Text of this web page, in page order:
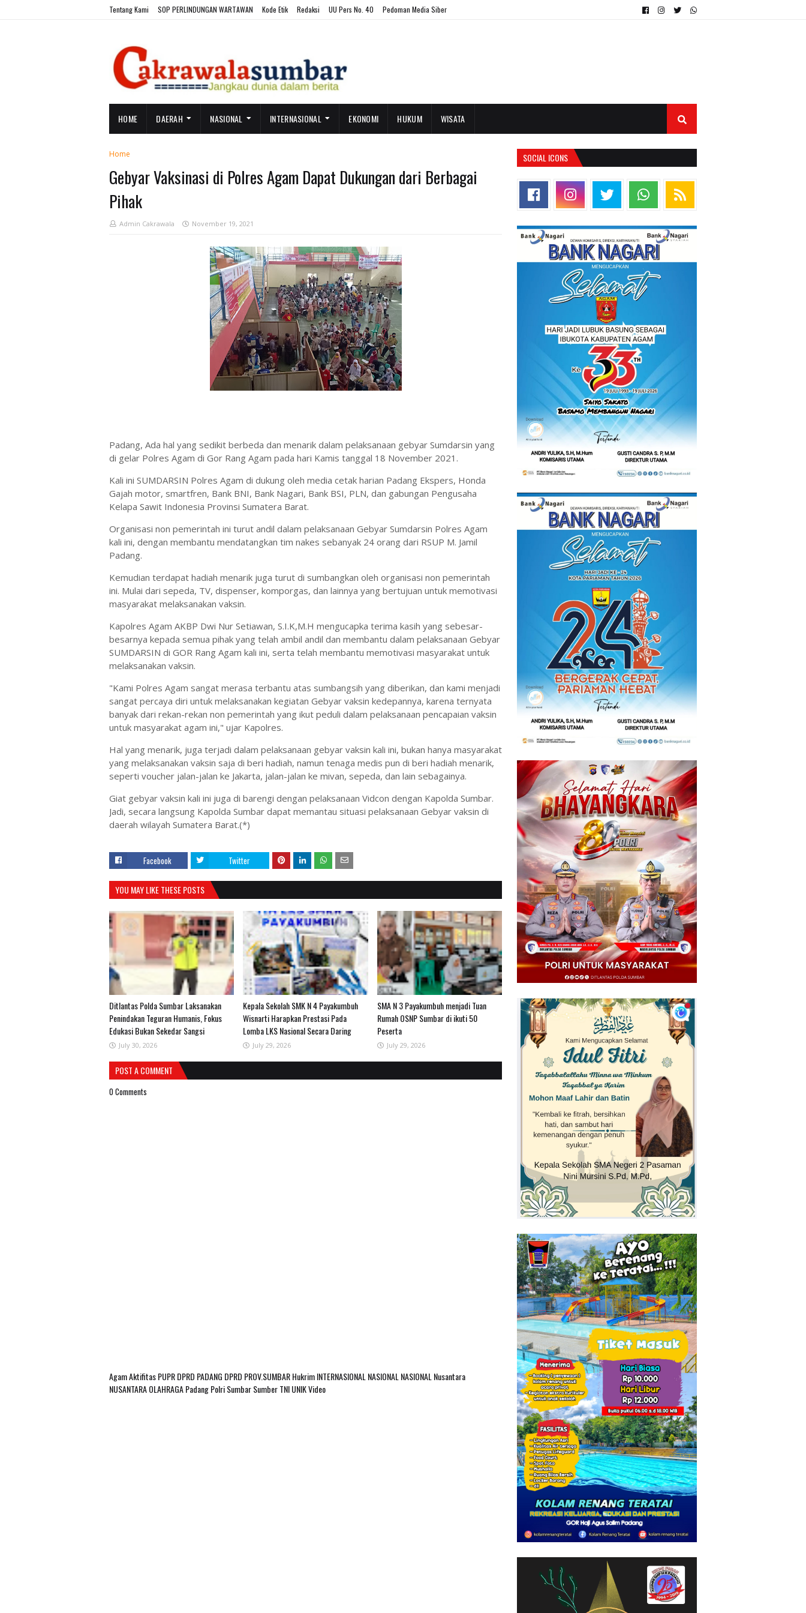
Tentang Kami SOP PERLINDUNGAN WARTAWAN Kode Etik Redaksi UU Pers No. 40 Pedoman Media Siber
HOME DAERAH NASIONAL INTERNASIONAL EKONOMI HUKUM WISATA
Home
Gebyar Vaksinasi di Polres Agam Dapat Dukungan dari Berbagai
Pihak
Admin Cakrawala November 19, 2021
Padang, Ada hal yang sedikit berbeda dan menarik dalam pelaksanaan gebyar Sumdarsin yang
di gelar Polres Agam di Gor Rang Agam pada hari Kamis tanggal 18 November 2021.
Kali ini SUMDARSIN Polres Agam di dukung oleh media cetak harian Padang Ekspers, Honda
Gajah motor, smartfren, Bank BNI, Bank Nagari, Bank BSI, PLN, dan gabungan Pengusaha
Kelapa Sawit Indonesia Provinsi Sumatera Barat.
Organisasi non pemerintah ini turut andil dalam pelaksanaan Gebyar Sumdarsin Polres Agam
kali ini, dengan membantu mendatangkan tim nakes sebanyak 24 orang dari RSUP M. Jamil
Padang.
Kemudian terdapat hadiah menarik juga turut di sumbangkan oleh organisasi non pemerintah
ini. Mulai dari sepeda, TV, dispenser, komporgas, dan lainnya yang bertujuan untuk memotivasi
masyarakat melaksanakan vaksin.
Kapolres Agam AKBP Dwi Nur Setiawan, S.I.K,M.H mengucapka terima kasih yang sebesar-
besarnya kepada semua pihak yang telah ambil andil dan membantu dalam pelaksanaan Gebyar
SUMDARSIN di GOR Rang Agam kali ini, serta telah membantu memotivasi masyarakat untuk
melaksanakan vaksin.
"Kami Polres Agam sangat merasa terbantu atas sumbangsih yang diberikan, dan kami menjadi
sangat percaya diri untuk melaksanakan kegiatan Gebyar vaksin kedepannya, karena ternyata
banyak dari rekan-rekan non pemerintah yang ikut peduli dalam pelaksanaan pencapaian vaksin
untuk masyarakat agam ini," ujar Kapolres.
Hal yang menarik, juga terjadi dalam pelaksanaan gebyar vaksin kali ini, bukan hanya masyarakat
yang melaksanakan vaksin saja di beri hadiah, namun tenaga medis pun di beri hadiah menarik,
seperti voucher jalan-jalan ke Jakarta, jalan-jalan ke mivan, sepeda, dan lain sebagainya.
Giat gebyar vaksin kali ini juga di barengi dengan pelaksanaan Vidcon dengan Kapolda Sumbar.
Jadi, secara langsung Kapolda Sumbar dapat memantau situasi pelaksanaan Gebyar vaksin di
daerah wilayah Sumatera Barat.(*)
Facebook Twitter
YOU MAY LIKE THESE POSTS
Ditlantas Polda Sumbar Laksanakan
Penindakan Teguran Humanis, Fokus
Edukasi Bukan Sekedar Sangsi
July 30, 2026
Kepala Sekolah SMK N 4 Payakumbuh
Wisnarti Harapkan Prestasi Pada
Lomba LKS Nasional Secara Daring
July 29, 2026
SMA N 3 Payakumbuh menjadi Tuan
Rumah OSNP Sumbar di ikuti 50
Peserta
July 29, 2026
POST A COMMENT
0 Comments
AgamAktifitas PUPRDPRD PADANG DPRD PROV.SUMBARHukrimINTERNASIONAL NASIONAL NASIONAL Nusantara
NUSANTARAOLAHRAGAPadangPolriSumbarSumberTNIUNIKVideo
SOCIAL ICONS